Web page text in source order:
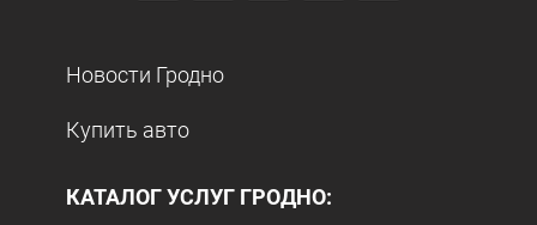
Новости Гродно
Купить авто
КАТАЛОГ УСЛУГ ГРОДНО: